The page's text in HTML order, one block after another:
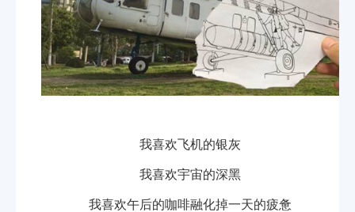
我喜欢飞机的银灰
我喜欢宇宙的深黑
我喜欢午后的咖啡融化掉一天的疲惫